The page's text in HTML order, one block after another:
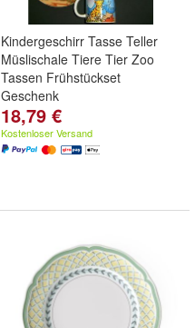
Kindergeschirr Tasse Teller
Müslischale Tiere Tier Zoo
Tassen Frühstückset
Geschenk
18,79 €
Kostenloser Versand